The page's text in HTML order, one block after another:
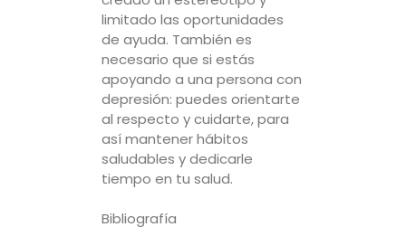
limitado las oportunidades
de ayuda. También es
necesario que si estás
apoyando a una persona con
depresión: puedes orientarte
al respecto y cuidarte, para
así mantener hábitos
saludables y dedicarle
tiempo en tu salud.
Bibliografía